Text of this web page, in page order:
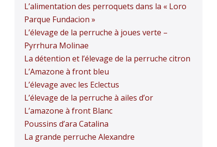
L’alimentation des perroquets dans la « Loro
Parque Fundacion »
L’élevage de la perruche à joues verte –
Pyrrhura Molinae
La détention et l’élevage de la perruche citron
L’Amazone à front bleu
L’élevage avec les Eclectus
L’élevage de la perruche à ailes d’or
L’amazone à front Blanc
Poussins d’ara Catalina
La grande perruche Alexandre